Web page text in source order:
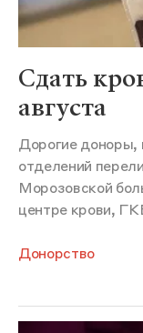
Сдать
августа
Дорогие доноры,
отделений
Морозовской
центре крови,
Донорство